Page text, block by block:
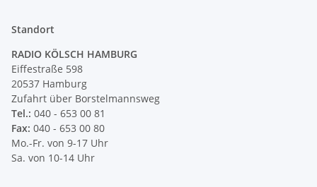
Standort
RADIO KÖLSCH HAMBURG
Eiffestraße 598
20537 Hamburg
Zufahrt über Borstelmannsweg
Tel.: 040 - 653 00 81
Fax: 040 - 653 00 80
Mo.-Fr. von 9-17 Uhr
Sa. von 10-14 Uhr